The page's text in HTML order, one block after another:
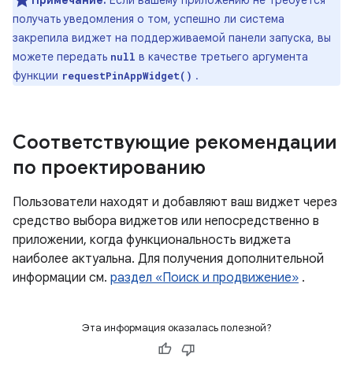
получать уведомления о том, успешно ли система
закрепила виджет на поддерживаемой панели запуска, вы
можете передать null в качестве третьего аргумента
функции requestPinAppWidget() .
Соответствующие рекомендации
по проектированию
Пользователи находят и добавляют ваш виджет через
средство выбора виджетов или непосредственно в
приложении, когда функциональность виджета
наиболее актуальна. Для получения дополнительной
информации см. раздел «Поиск и продвижение» .
Эта информация оказалась полезной?